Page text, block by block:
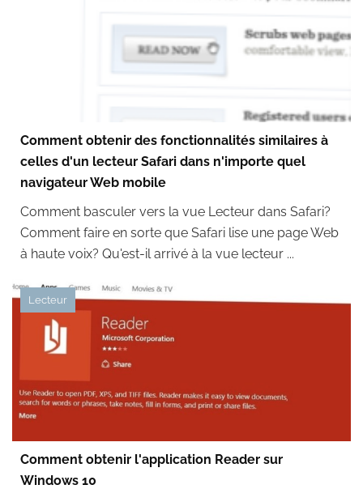
Comment obtenir des fonctionnalités similaires à
celles d'un lecteur Safari dans n'importe quel
navigateur Web mobile
Comment basculer vers la vue Lecteur dans Safari?
Comment faire en sorte que Safari lise une page Web
à haute voix? Qu'est-il arrivé à la vue lecteur ...
Lecteur
Comment obtenir l'application Reader sur
Windows 10